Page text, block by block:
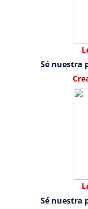
Sé nuestra
Sé nuestra